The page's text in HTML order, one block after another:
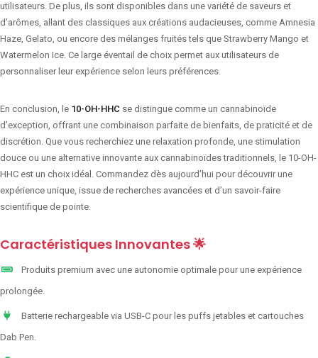
utilisateurs. De plus, ils sont disponibles dans une variété de saveurs et
d’arômes, allant des classiques aux créations audacieuses, comme Amnesia
Haze, Gelato, ou encore des mélanges fruités tels que Strawberry Mango et
Watermelon Ice. Ce large éventail de choix permet aux utilisateurs de
personnaliser leur expérience selon leurs préférences.
En conclusion, le 10-OH-HHC se distingue comme un cannabinoïde
d’exception, offrant une combinaison parfaite de bienfaits, de praticité et de
discrétion. Que vous recherchiez une relaxation profonde, une stimulation
douce ou une alternative innovante aux cannabinoïdes traditionnels, le 10-OH-
HHC est un choix idéal. Commandez dès aujourd’hui pour découvrir une
expérience unique, issue de recherches avancées et d’un savoir-faire
scientifique de pointe.
Caractéristiques Innovantes 🌟
Produits premium avec une autonomie optimale pour une expérience
prolongée.
Batterie rechargeable via USB-C pour les puffs jetables et cartouches
Dab Pen.